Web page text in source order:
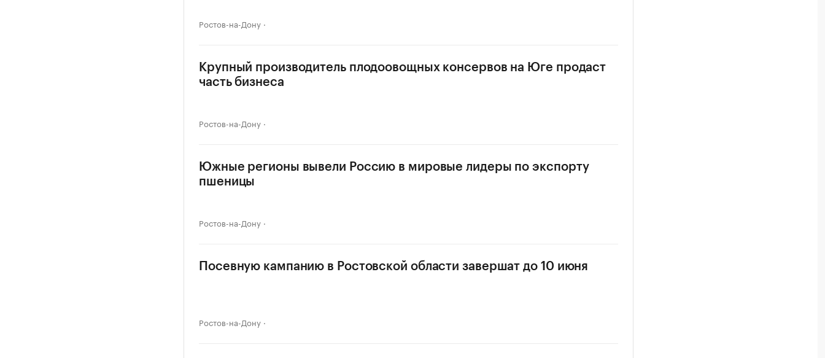
Ростов-на-Дону
Крупный производитель плодоовощных консервов на Юге продаст
часть бизнеса
Ростов-на-Дону
Южные регионы вывели Россию в мировые лидеры по экспорту
пшеницы
Ростов-на-Дону
Посевную кампанию в Ростовской области завершат до 10 июня
Ростов-на-Дону